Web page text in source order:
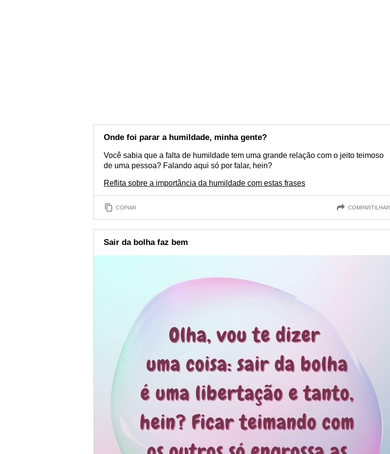
Onde foi parar a humildade, minha gente?
Você sabia que a falta de humildade tem uma grande relação com o jeito teimoso
de uma pessoa? Falando aqui só por falar, hein?
Reflita sobre a importância da humildade com estas frases
COPIAR COMPARTILHAR
Sair da bolha faz bem